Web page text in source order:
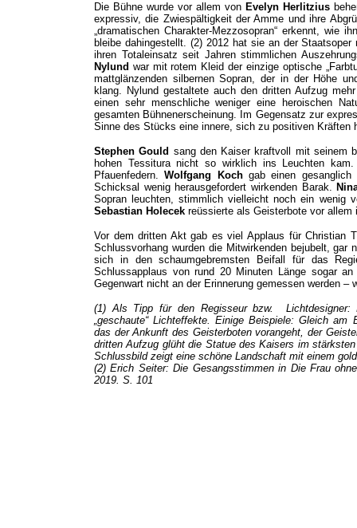
Die Bühne wurde vor allem von Evelyn Herlitzius
expressiv, die Zwiespältigkeit der Amme und ihre
„dramatischen Charakter-Mezzosopran“ erkennt, wie
bleibe dahingestellt. (2) 2012 hat sie an der
ihren Totaleinsatz seit Jahren stimmlichen
Nylund war mit rotem Kleid der einzige optische
mattglänzenden silbernen Sopran, der in der Höhe
klang. Nylund gestaltete auch den dritten Aufzug
einen sehr menschliche weniger eine heroischen
gesamten Bühnenerscheinung. Im Gegensatz zur
Sinne des Stücks eine innere, sich zu positiven Kräften
Stephen Gould sang den Kaiser kraftvoll mit seinem
hohen Tessitura nicht so wirklich ins Leuchten
Pfauenfedern.Wolfgang Kochgab einen gesanglich
Schicksal wenig herausgefordert wirkenden Barak.
Sopran leuchten, stimmlich vielleicht noch ein wenig
Sebastian Holecek reüssierte als Geisterbote vor allem
Vor dem dritten Akt gab es viel Applaus für Christian
Schlussvorhang wurden die Mitwirkenden bejubelt,
sich in den schaumgebremsten Beifall für das
Schlussapplaus von rund 20 Minuten Länge sogar
Gegenwart nicht an der Erinnerung gemessen werden –
(1) Als Tipp für den Regisseur bzw. Lichtdesigner:
„geschaute“Lichteffekte. Einige Beispiele: Gleich am
das der Ankunft des Geisterboten vorangeht, der
dritten Aufzug glüht die Statue des Kaisers im
Schlussbild zeigt eine schöne Landschaft mit einem
(2) Erich Seiter: Die Gesangsstimmen in Die Frau
2019. S. 101